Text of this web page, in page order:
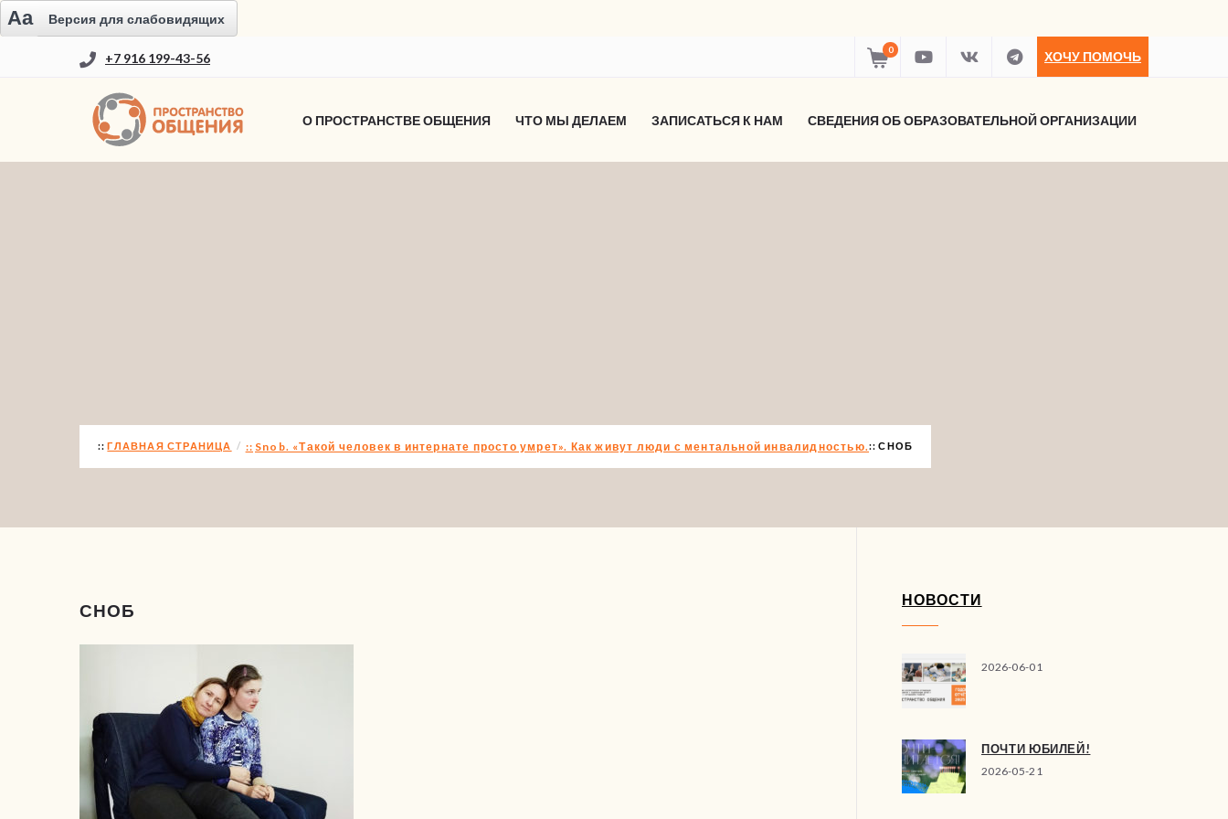
Aa Версия для слабовидящих
+7 916 199-43-56
0 ХОЧУ ПОМОЧЬ
О ПРОСТРАНСТВЕ ОБЩЕНИЯ ЧТО МЫ ДЕЛАЕМ ЗАПИСАТЬСЯ К НАМ СВЕДЕНИЯ ОБ ОБРАЗОВАТЕЛЬНОЙ ОРГАНИЗАЦИИ
ГЛАВНАЯ СТРАНИЦА Snob. «Такой человек в интернате просто умрет». Как живут люди с ментальной инвалидностью. СНОБ
СНОБ
НОВОСТИ
2026-06-01
ПОЧТИ ЮБИЛЕЙ!
2026-05-21